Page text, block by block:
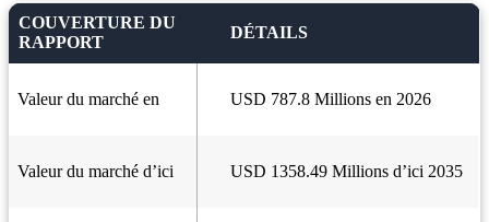
COUVERTURE DU
RAPPORT
DÉTAILS
Valeur du marché en USD 787.8 Millions en 2026
Valeur du marché d’ici USD 1358.49 Millions d’ici 2035